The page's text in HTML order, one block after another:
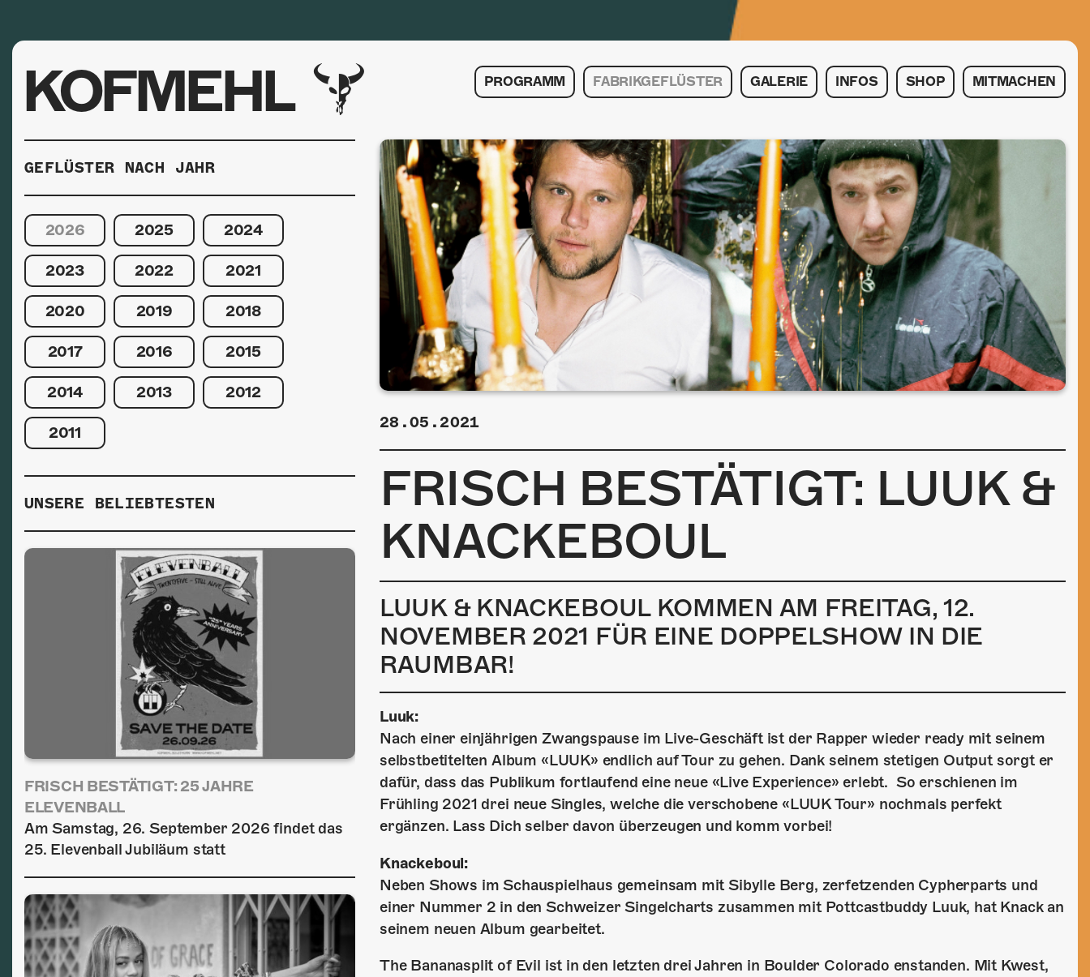
KOFMEHL PROGRAMM FABRIKGEFLÜSTER GALERIE INFOS SHOP MITMACHEN
28.05.2021
FRISCH BESTÄTIGT: LUUK &
KNACKEBOUL
LUUK & KNACKEBOUL KOMMEN AM FREITAG, 12.
NOVEMBER 2021 FÜR EINE DOPPELSHOW IN DIE
RAUMBAR!
Luuk:
Nach einer einjährigen Zwangspause im Live-Geschäft ist der Rapper wieder ready mit seinem
selbstbetitelten Album «LUUK» endlich auf Tour zu gehen. Dank seinem stetigen Output sorgt er
dafür, dass das Publikum fortlaufend eine neue «Live Experience» erlebt. So erschienen im
Frühling 2021 drei neue Singles, welche die verschobene «LUUK Tour» nochmals perfekt
ergänzen. Lass Dich selber davon überzeugen und komm vorbei!
Knackeboul:
Neben Shows im Schauspielhaus gemeinsam mit Sibylle Berg, zerfetzenden Cypherparts und
einer Nummer 2 in den Schweizer Singelcharts zusammen mit Pottcastbuddy Luuk, hat Knack an
seinem neuen Album gearbeitet.
The Bananasplit of Evil ist in den letzten drei Jahren in Boulder Colorado enstanden. Mit Kwest,
GEFLÜSTER NACH JAHR
2026 2025 2024
2023 2022 2021
2020 2019 2018
2017 2016 2015
2014 2013 2012
2011
UNSERE BELIEBTESTEN
FRISCH BESTÄTIGT: 25 JAHRE
ELEVENBALL
Am Samstag, 26. September 2026 findet das
25. Elevenball Jubiläum statt